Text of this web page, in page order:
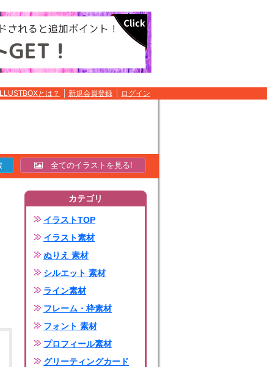
ILLUSTBOXとは？ 新規会員登録 ログイン
全てのイラストを見る!
カテゴリ
イラストTOP
イラスト素材
ぬりえ 素材
シルエット 素材
ライン素材
フレーム・枠素材
フォント 素材
プロフィール素材
グリーティングカード